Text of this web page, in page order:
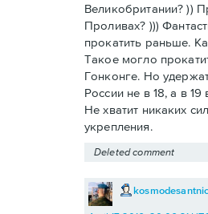
Великобритании? ))
Проливах? )))
прокатить раньше.
Такое могло
Гонконге. Но
России не в 18, а в
Не хватит никаких
укрепления.
Deleted comment